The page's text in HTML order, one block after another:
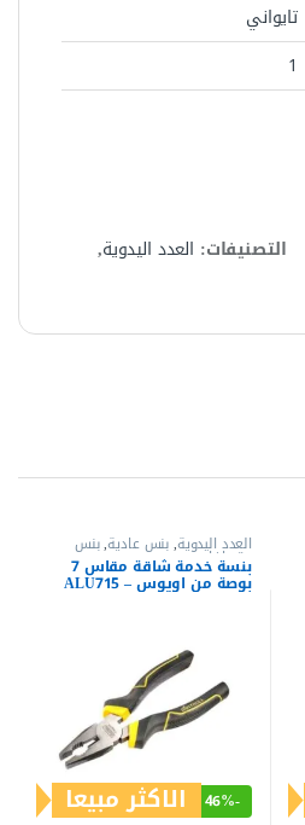
تايواني
1
التصنيفات: العدد اليدوية,
العدد اليدوية,بنس عادية,بنس
وقصافات بنسة خدمة شاقة مقاس 7
بوصة من اويوس – ALU715
-
46% الاكثر مبيعا